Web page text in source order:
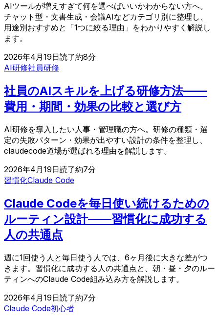
AIツールが増えすぎて何を選べばいいかわからない方へ。
チャット型・文書生成・会議AIなどカテゴリ別に整理し、
用途別おすすめと「1つに絞る理由」をわかりやすく解説し
ます。
2026年4月19日読了約8分
AI研修社員研修
社員のAIスキルを上げる研修方法——
費用・期間・効果の比較と選び方
AI研修を導入したい人事・管理職の方へ。研修の種類・選
定の失敗パターン・効果が出やすい設計の条件を整理し、
claudecode道場が選ばれる理由を解説します。
2026年4月19日読了約7分
習慣化Claude Code
Claude Codeを毎日使い続けるための
ルーティン設計——習慣化に成功する
人の共通点
週に1回使う人と毎日使う人では、6ヶ月後に大きな差がつ
きます。習慣化に成功する人の共通点と、朝・昼・夕のルー
ティンへのClaude Code組み込み方を解説します。
2026年4月19日読了約7分
Claude Code初心者